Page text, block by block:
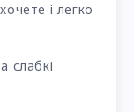
і легко
слабкі